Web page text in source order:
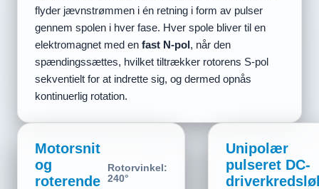
flyder jævnstrømmen i én retning i form av pulser
gennem spolen i hver fase. Hver spole bliver til en
elektromagnet med en fast N-pol, når den
spændingssættes, hvilket tiltrækker rotorens S-pol
sekventielt for at indrette sig, og dermed opnås
kontinuerlig rotation.
Motorsnit
og
roterende
Rotorvinkel:
0°
Unipolær
pulseret DC-